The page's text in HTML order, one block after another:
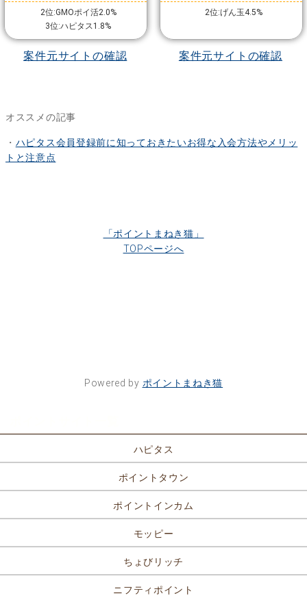
2位:GMOポイ活2.0%
3位:ハピタス1.8%
案件元サイトの確認
2位:げん玉4.5%
案件元サイトの確認
オススメの記事
・ ハピタス会員登録前に知っておきたいお得な入会方法やメリッ
トと注意点
「ポイントまねき猫」
TOPページへ
Powered by ポイントまねき猫
ハピタス
ポイントタウン
ポイントインカム
モッピー
ちょびリッチ
ニフティポイント